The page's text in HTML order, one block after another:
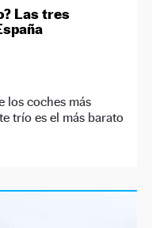
Las tres
los coches más
trío es el más barato